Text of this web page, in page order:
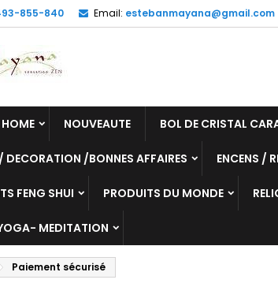
855-840 Email: estebanmayana@gmail.com
HOME NOUVEAUTE BOL DE CRISTAL
DECORATION /BONNES AFFAIRES ENCENS /
FENG SHUI PRODUITS DU MONDE
MEDITATION
Paiement sécurisé